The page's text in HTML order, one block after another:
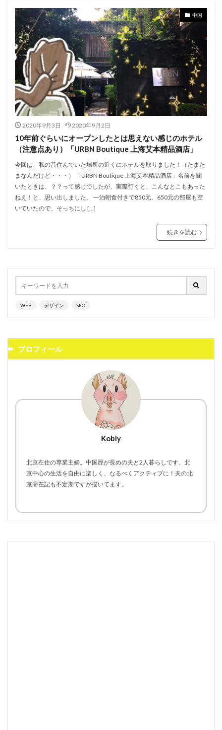
中国
2020年9月3日 2020年9月2日
10年前ぐらいにオープンしたとは思えない感じのホテル
（注意点あり）「URBN Boutique 上海艾本精品酒店」
今回は、私の昔住んでいた場所の近くにホテルを取りました！（たまた
まなんだけど・・・） 「URBN Boutique 上海艾本精品酒店」名前を聞
いたときは、？？って感じでしたが、実際行くと、こんなとこもあった
ねえ！と、思い出しました。 一泊朝食付きで850元。650元の部屋も空
いていたので、そっちにし […]
続きを読む
WEB デザイン SEO
プロフィール
Kobly
北京在住の専業主婦。中国歴が長めの夫と2人暮らしです。北
京中心の生活を自由に楽しく、なるべくアクティブに！夫の北
京滞在記も不定期ですが描いてます。